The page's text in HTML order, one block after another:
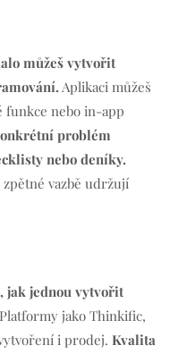
můžeš vytvořit
Aplikaci můžeš
funkce nebo in-app
problém
nebo deníky.
zpětné vazbě udržují
jak jednou vytvořit
Platformy jako Thinkific,
i prodej. Kvalita